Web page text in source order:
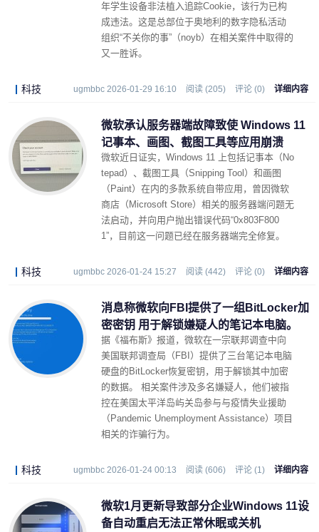
年学生设备非法植入追踪Cookie，该行为已构
成违法。这是总部位于奥地利的数字隐私活动
组织“不关你的事”（noyb）在相关案件中取得的
又一胜诉。
科技 ugmbbc 2026-01-29 16:10 阅读 (205) 评论 (0) 详细内容
微软承认服务器端故障致使 Windows 11
记事本、画图、截图工具等应用崩溃
微软近日证实，Windows 11 上包括记事本（No
tepad）、截图工具（Snipping Tool）和画图
（Paint）在内的多款系统自带应用，曾因微软
商店（Microsoft Store）相关的服务器端问题无
法启动，并向用户抛出错误代码“0x803F800
1”，目前这一问题已经在服务器端完全修复。
科技 ugmbbc 2026-01-24 15:27 阅读 (442) 评论 (0) 详细内容
消息称微软向FBI提供了一组BitLocker加
密密钥 用于解锁嫌疑人的笔记本电脑。
据《福布斯》报道，微软在一宗联邦调查中向
美国联邦调查局（FBI）提供了三台笔记本电脑
硬盘的BitLocker恢复密钥，用于解锁其中加密
的数据。 相关案件涉及多名嫌疑人，他们被指
控在美国太平洋岛屿关岛参与与疫情失业援助
（Pandemic Unemployment Assistance）项目
相关的诈骗行为。
科技 ugmbbc 2026-01-24 00:13 阅读 (606) 评论 (1) 详细内容
微软1月更新导致部分企业Windows 11设
备自动重启无法正常休眠或关机